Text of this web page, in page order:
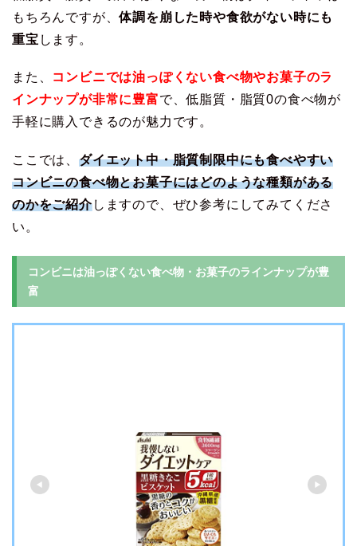
もちろんですが、体調を崩した時や食欲がない時にも
重宝 します。
また、 コンビニでは油っぽくない食べ物やお菓子のラ
インナップが非常に豊富で、低脂質・脂質0の食べ物が
手軽に購入できるのが魅力です。
ここでは、 ダイエット中・脂質制限中にも食べやすい
コンビニの食べ物とお菓子にはどのような種類がある
のかをご紹介しますので、ぜひ参考にしてみてくださ
い。
コンビニは油っぽくない食べ物・お菓子のラインナップが豊
富